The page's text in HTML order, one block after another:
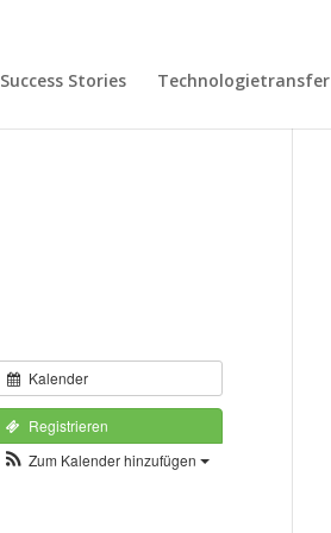
Success Stories Technologietransfer
Kalender
Registrieren
Zum Kalender hinzufügen